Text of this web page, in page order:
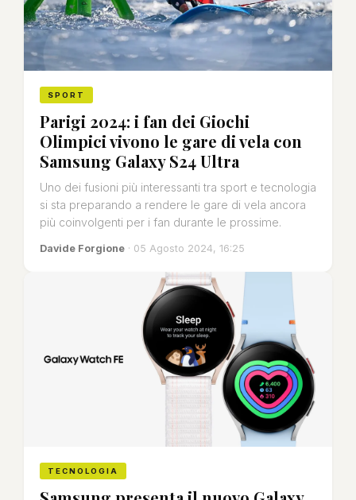
SPORT
Parigi 2024: i fan dei Giochi
Olimpici vivono le gare di vela con
Samsung Galaxy S24 Ultra
Uno dei fusioni più interessanti tra sport e tecnologia
si sta preparando a rendere le gare di vela ancora
più coinvolgenti per i fan durante le prossime.
Davide Forgione · 05 Agosto 2024, 16:25
TECNOLOGIA